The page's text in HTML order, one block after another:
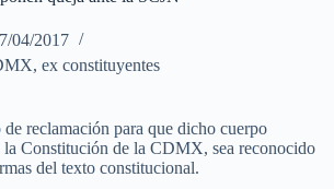
04/2017
, ex constituyentes
de reclamación para que dicho cuerpo
Constitución de la CDMX, sea reconocido
del texto constitucional.